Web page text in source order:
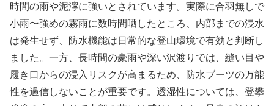
時間の雨や泥濘に強いとされています。実際に合羽無しで
小雨〜強めの霧雨に数時間晒したところ、内部までの浸水
は発生せず、防水機能は日常的な登山環境で有効と判断し
ました。一方、長時間の豪雨や深い沢渡りでは、縫い目や
履き口からの浸入リスクが高まるため、防水ブーツの万能
性を過信しないことが重要です。透湿性については、登攀